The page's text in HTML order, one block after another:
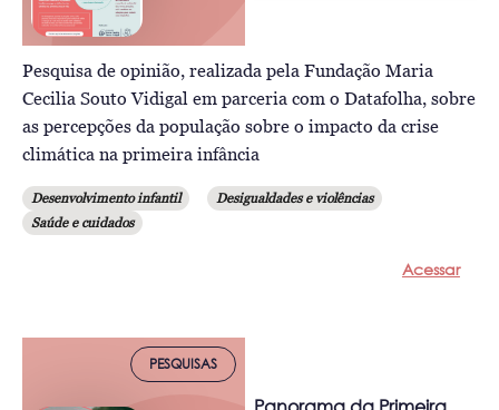
Pesquisa de opinião, realizada pela Fundação Maria
Cecilia Souto Vidigal em parceria com o Datafolha, sobre
as percepções da população sobre o impacto da crise
climática na primeira infância
Desenvolvimento infantil
Desigualdades e violências
Saúde e cuidados
Acessar
PESQUISAS